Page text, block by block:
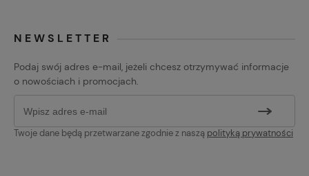
NEWSLETTER
Podaj swój adres e-mail, jeżeli chcesz otrzymywać informacje
o nowościach i promocjach.
Twoje dane będą przetwarzane zgodnie z naszą polityką prywatności